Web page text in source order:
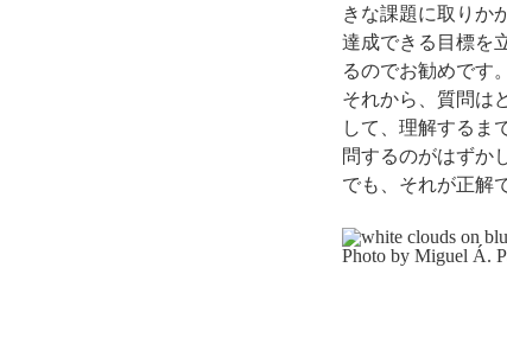
きな課題に取りか
達成できる目標を
るのでお勧めです。
それから、質問は
して、理解するま
問するのがはずか
でも、それが正解
Photo by Miguel Á.